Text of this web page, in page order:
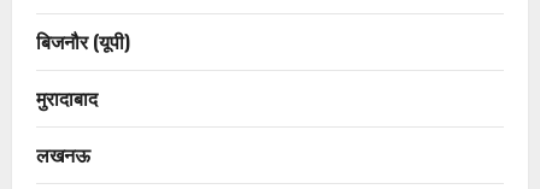
बिजनौर (यूपी)
मुरादाबाद
लखनऊ